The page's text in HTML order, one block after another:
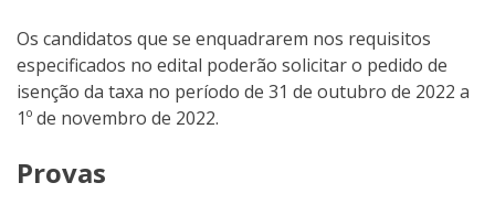
Os candidatos que se enquadrarem nos requisitos
especificados no edital poderão solicitar o pedido de
isenção da taxa no período de 31 de outubro de 2022 a
1º de novembro de 2022.
Provas